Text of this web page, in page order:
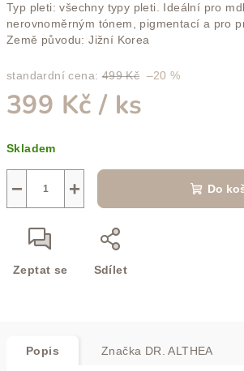
Typ pleti: všechny typy pleti. Ideální pro
nerovnoměrným tónem, pigmentací a pro
Země původu: Jižní Korea
standardní cena: 499 Kč –20 %
399 Kč/ ks
cena:
Skladem
+
− Do
Zeptat se Sdílet
Popis Značka DR. ALTHEA